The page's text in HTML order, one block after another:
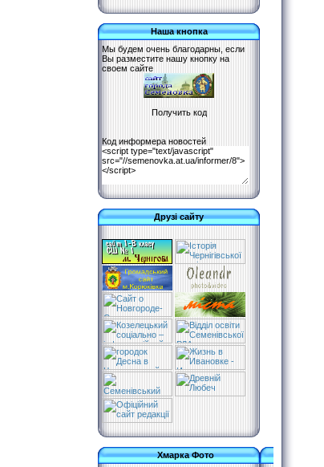
Наша кнопка
Мы будем очень благодарны, если
Вы разместите нашу кнопку на
своем сайте
Код информера новостей
Друзі сайту
Хмарка Фото